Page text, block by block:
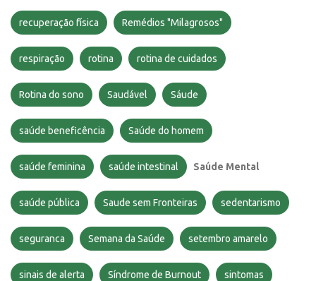
recuperação física Remédios "Milagrosos"
respiração rotina rotina de cuidados
Rotina do sono Saudável Sáude
saúde beneficência Saúde do homem
saúde feminina saúde intestinal Saúde Mental
saúde pública Saude sem Fronteiras sedentarismo
seguranca Semana da Saúde setembro amarelo
sinais de alerta Síndrome de Burnout sintomas